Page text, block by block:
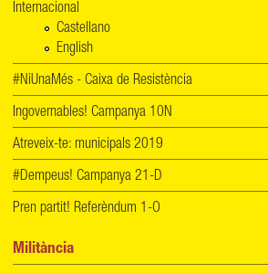
Internacional
Castellano
English
#NiUnaMés - Caixa de Resistència
Ingovernables! Campanya 10N
Atreveix-te: municipals 2019
#Dempeus! Campanya 21-D
Pren partit! Referèndum 1-O
Militància